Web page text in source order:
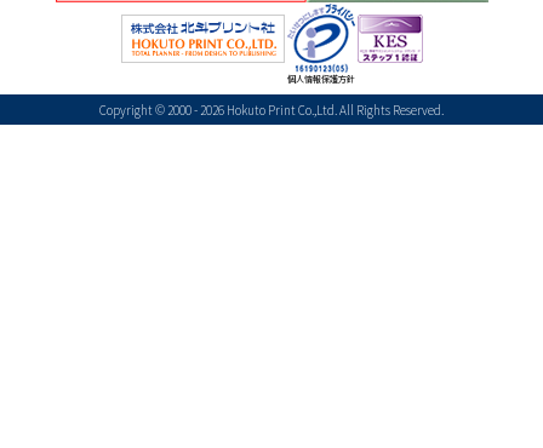
個人情報保護方針
Copyright © 2000 - 2026 Hokuto Print Co.,Ltd. All Rights Reserved.